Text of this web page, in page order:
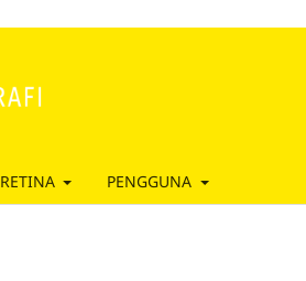
RETINA PENGGUNA